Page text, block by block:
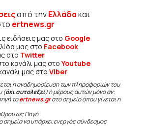
από τηνΕλλάδακαι
ertnews.gr
ειδήσεις μας στο Google
μας στο Facebook
στο Twitter
κανάλι μας στοYoutube
μας στο Viber
η αναδημοσίευση των πληροφοριών του
(όχι αυτολεξεί) ή μέρους αυτών μόνο αν:
τοertnews.grστο σημείο όπου γίνεται η
ως Πηγή
σημεία να υπάρχει ενεργός σύνδεσμος